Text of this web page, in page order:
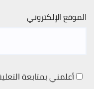
الموقع الإلكتروني
أعلمني بمتابعة